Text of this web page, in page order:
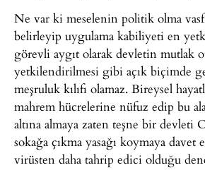
Ne var ki meselenin politik olma
belirleyip uygulama kabiliyeti en
görevli aygıt olarak devletin mutlak
yetkilendirilmesi gibi açık biçimde
meşruluk kılıfı olamaz. Bireysel
mahrem hücrelerine nüfuz edip bu
altına almaya zaten teşne bir devleti
sokağa çıkma yasağı koymaya
virüsten daha tahrip edici olduğu